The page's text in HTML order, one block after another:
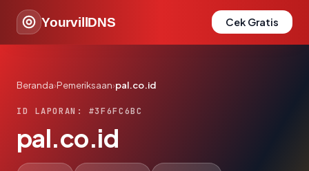
YourvillDNS Cek Gratis
Beranda›Pemeriksaan›pal.co.id
ID LAPORAN: #3F6FC6BC
pal.co.id